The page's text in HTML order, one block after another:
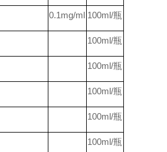
0.1mg/ml 100ml/瓶
100ml/瓶
100ml/瓶
100ml/瓶
100ml/瓶
100ml/瓶